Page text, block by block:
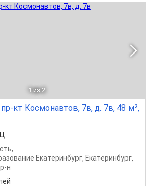
1 из 2
кт Космонавтов, 7в, д. 7в, 48 м²,
,
Екатеринбург, Екатеринбург,
н